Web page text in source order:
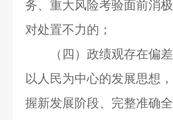
务、重大风险考验面前消
对处置不力的；
（四）政绩观存在偏差
以人民为中心的发展思想
握新发展阶段、完整准确